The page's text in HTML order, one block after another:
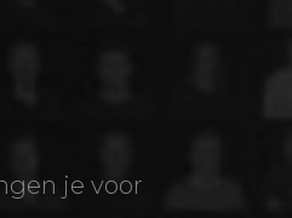
je voor